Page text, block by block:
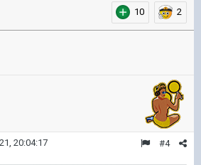
10 2
#4
20:04:17